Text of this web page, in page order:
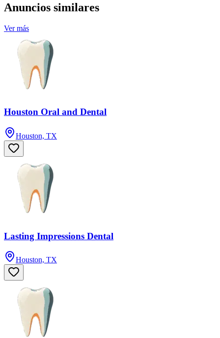
Anuncios similares
Ver más
Houston Oral and Dental
Houston, TX
Lasting Impressions Dental
Houston, TX